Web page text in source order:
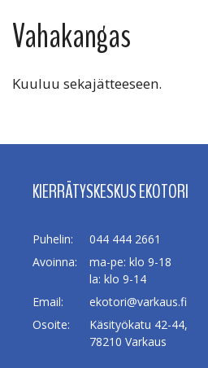
Vahakangas
Kuuluu sekajätteeseen.
KIERRÄTYSKESKUS EKOTORI
Puhelin:
044 444 2661
Avoinna:
ma-pe: klo 9-18
la: klo 9-14
Email:
ekotori@varkaus.fi
Osoite:
Käsityökatu 42-44,
78210 Varkaus